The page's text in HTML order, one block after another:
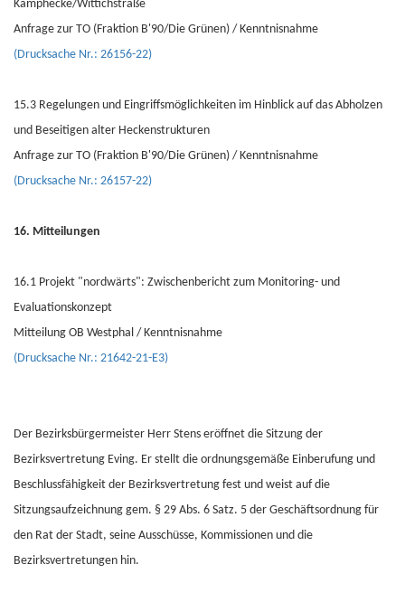
Kamphecke/Wittichstraße
Anfrage zur TO (Fraktion B'90/Die Grünen) / Kenntnisnahme
(Drucksache Nr.: 26156-22)
15.3 Regelungen und Eingriffsmöglichkeiten im Hinblick auf das Abholzen
und Beseitigen alter Heckenstrukturen
Anfrage zur TO (Fraktion B'90/Die Grünen) / Kenntnisnahme
(Drucksache Nr.: 26157-22)
16. Mitteilungen
16.1 Projekt "nordwärts": Zwischenbericht zum Monitoring- und
Evaluationskonzept
Mitteilung OB Westphal / Kenntnisnahme
(Drucksache Nr.: 21642-21-E3)
Der Bezirksbürgermeister Herr Stens eröffnet die Sitzung der
Bezirksvertretung Eving. Er stellt die ordnungsgemäße Einberufung und
Beschlussfähigkeit der Bezirksvertretung fest und weist auf die
Sitzungsaufzeichnung gem. § 29 Abs. 6 Satz. 5 der Geschäftsordnung für
den Rat der Stadt, seine Ausschüsse, Kommissionen und die
Bezirksvertretungen hin.